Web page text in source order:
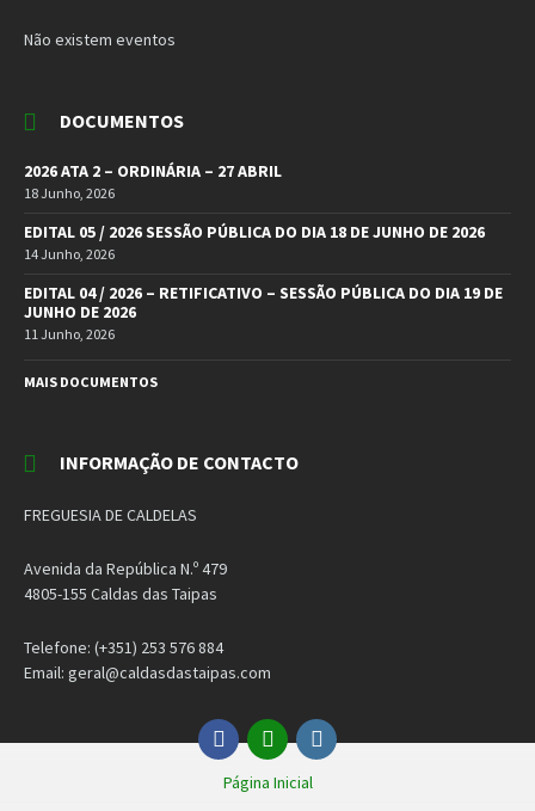
Não existem eventos
DOCUMENTOS
2026 ATA 2 – ORDINÁRIA – 27 ABRIL
18 Junho, 2026
EDITAL 05 / 2026 SESSÃO PÚBLICA DO DIA 18 DE JUNHO DE 2026
14 Junho, 2026
EDITAL 04 / 2026 – RETIFICATIVO – SESSÃO PÚBLICA DO DIA 19 DE
JUNHO DE 2026
11 Junho, 2026
MAIS DOCUMENTOS
INFORMAÇÃO DE CONTACTO
FREGUESIA DE CALDELAS
Avenida da República N.º 479
4805-155 Caldas das Taipas
Telefone: (+351) 253 576 884
Email: geral@caldasdastaipas.com
Facebook
EmailInstagram
Página Inicial